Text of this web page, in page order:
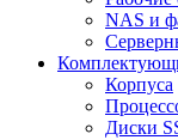
NAS и
Корпуса
Диски